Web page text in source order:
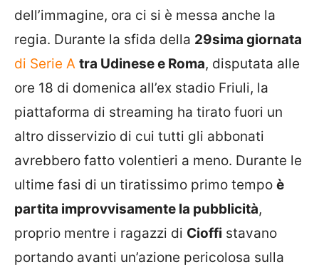
dell’immagine, ora ci si è messa anche la
regia. Durante la sfida della 29sima giornata
di Serie A tra Udinese e Roma, disputata alle
ore 18 di domenica all’ex stadio Friuli, la
piattaforma di streaming ha tirato fuori un
altro disservizio di cui tutti gli abbonati
avrebbero fatto volentieri a meno. Durante le
ultime fasi di un tiratissimo primo tempo è
partita improvvisamente la pubblicità,
proprio mentre i ragazzi di Cioffi stavano
portando avanti un’azione pericolosa sulla